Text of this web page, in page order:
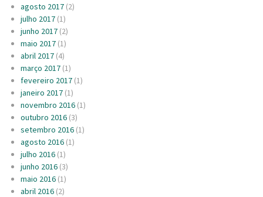
agosto 2017 (2)
julho 2017 (1)
junho 2017 (2)
maio 2017 (1)
abril 2017 (4)
março 2017 (1)
fevereiro 2017 (1)
janeiro 2017 (1)
novembro 2016 (1)
outubro 2016 (3)
setembro 2016 (1)
agosto 2016 (1)
julho 2016 (1)
junho 2016 (3)
maio 2016 (1)
abril 2016 (2)